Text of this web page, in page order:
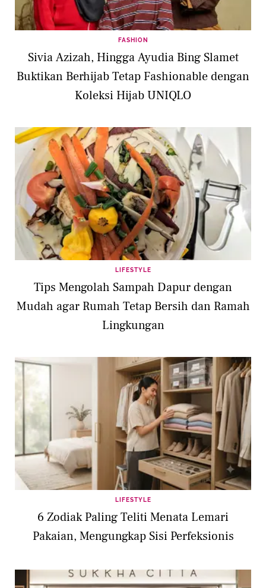
FASHION
Sivia Azizah, Hingga Ayudia Bing Slamet
Buktikan Berhijab Tetap Fashionable dengan
Koleksi Hijab UNIQLO
LIFESTYLE
Tips Mengolah Sampah Dapur dengan
Mudah agar Rumah Tetap Bersih dan Ramah
Lingkungan
LIFESTYLE
6 Zodiak Paling Teliti Menata Lemari
Pakaian, Mengungkap Sisi Perfeksionis